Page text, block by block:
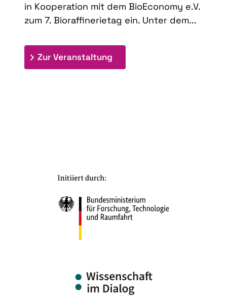
in Kooperation mit dem BioEconomy e.V.
zum 7. Bioraffinerietag ein. Unter dem...
Zur Veranstaltung